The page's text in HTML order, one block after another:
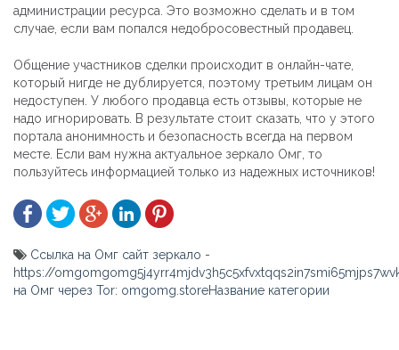
администрации ресурса. Это возможно сделать и в том
случае, если вам попался недобросовестный продавец.
Общение участников сделки происходит в онлайн-чате,
который нигде не дублируется, поэтому третьим лицам он
недоступен. У любого продавца есть отзывы, которые не
надо игнорировать. В результате стоит сказать, что у этого
портала анонимность и безопасность всегда на первом
месте. Если вам нужна актуальное зеркало Омг, то
пользуйтесь информацией только из надежных источников!
Ссылка на Омг сайт зеркало -
https://
на Омг через Tor: omgomg.storeНазвание категории